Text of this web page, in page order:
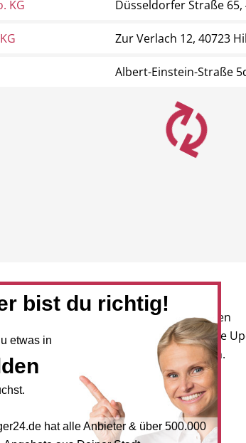
KG Düsseldorfer Straße 65,
Zur Verlach 12, 40723
Albert-Einstein-Straße
Newsletter
Melden Sie sich für unseren
Newsletter an, um neueste
und Angebote zu erhalten.
NEWSLETTER BESTELLEN
bist du richtig!
etwas in
hat alle Anbieter & über 500.000